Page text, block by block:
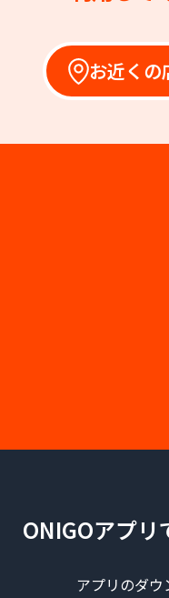
お近くの
ONIGOアプリ
アプリのダウ